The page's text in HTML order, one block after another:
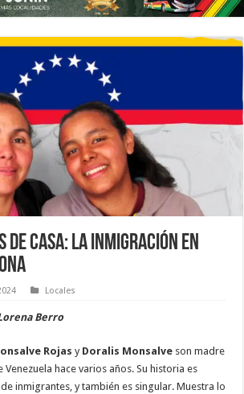
de casa: la inmigración en
Locales
Berro
Rojas y Doralis Monsalve son madre
Venezuela hace varios años. Su historia es
inmigrantes, y también es singular. Muestra lo